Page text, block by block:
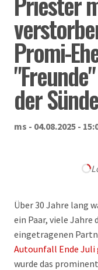
Promi-
der Sünde
ms - 04.08.2025 -
Über 30 Jahre lang
ein Paar, viele Jahre
eingetragenen
Autounfall Ende Juli
wurde das